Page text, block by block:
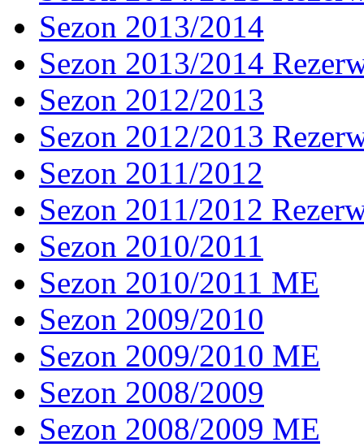
Sezon 2013/2014
Sezon 2013/2014
Sezon 2012/2013
Sezon 2012/2013
Sezon 2011/2012
Sezon 2011/2012
Sezon 2010/2011
Sezon 2010/2011 ME
Sezon 2009/2010
Sezon 2009/2010 ME
Sezon 2008/2009
Sezon 2008/2009 ME